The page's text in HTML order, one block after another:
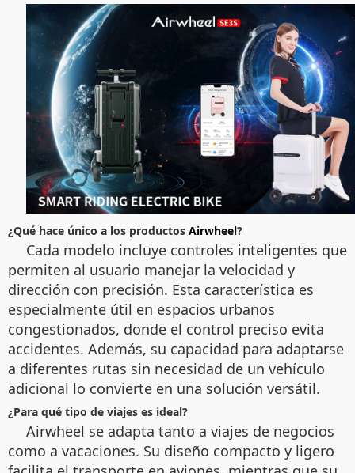
¿Qué hace único a los productos Airwheel?
Cada modelo incluye controles inteligentes que
permiten al usuario manejar la velocidad y
dirección con precisión. Esta característica es
especialmente útil en espacios urbanos
congestionados, donde el control preciso evita
accidentes. Además, su capacidad para adaptarse
a diferentes rutas sin necesidad de un vehículo
adicional lo convierte en una solución versátil.
¿Para qué tipo de viajes es ideal?
Airwheel se adapta tanto a viajes de negocios
como a vacaciones. Su diseño compacto y ligero